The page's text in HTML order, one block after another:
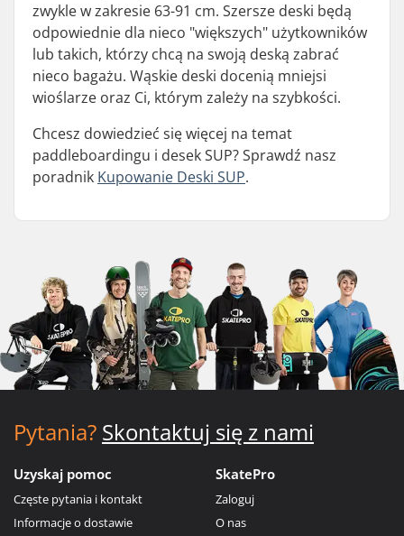
zwykle w zakresie 63-91 cm. Szersze deski będą
odpowiednie dla nieco "większych" użytkowników
lub takich, którzy chcą na swoją deską zabrać
nieco bagażu. Wąskie deski docenią mniejsi
wioślarze oraz Ci, którym zależy na szybkości.
Chcesz dowiedzieć się więcej na temat
paddleboardingu i desek SUP? Sprawdź nasz
poradnik Kupowanie Deski SUP.
Pytania? Skontaktuj się z nami
Uzyskaj pomoc
Częste pytania i kontakt
Informacje o dostawie
SkatePro
Zaloguj
O nas